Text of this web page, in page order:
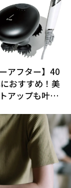
アフター】40
おすすめ！美
アップも叶う
ア家電3選